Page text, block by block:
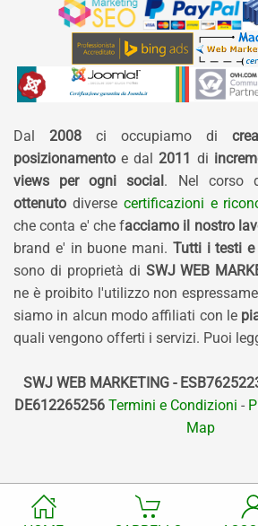
Dal 2008 ci occupiamo di
posizionamento e dal 2011 di
views per ogni social. Nel corso
ottenuto diverse certificazioni e
che conta e' che facciamo il nostro
brand e' in buone mani. Tutti i testi
sono di proprietà di SWJ WEB
ne è proibito l'utilizzo non
siamo in alcun modo affiliati con le
quali vengono offerti i servizi. Puoi
SWJ WEB MARKETING -
DE612265256 Termini e Condizioni -
Map